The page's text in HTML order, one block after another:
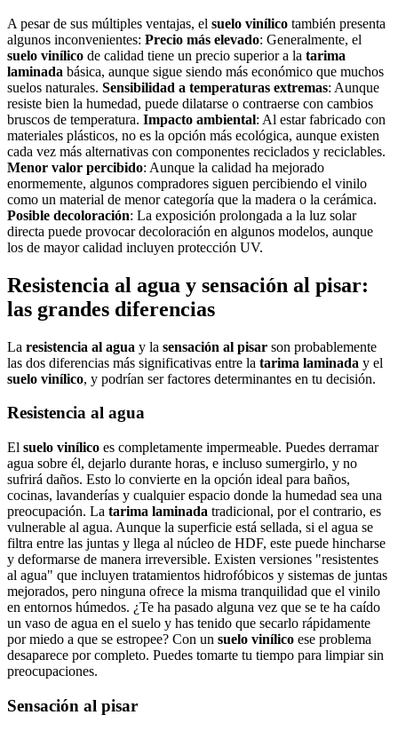
A pesar de sus múltiples ventajas, el suelo vinílico también presenta
algunos inconvenientes: Precio más elevado: Generalmente, el
suelo vinílico de calidad tiene un precio superior a la tarima
laminada básica, aunque sigue siendo más económico que muchos
suelos naturales. Sensibilidad a temperaturas extremas: Aunque
resiste bien la humedad, puede dilatarse o contraerse con cambios
bruscos de temperatura. Impacto ambiental: Al estar fabricado con
materiales plásticos, no es la opción más ecológica, aunque existen
cada vez más alternativas con componentes reciclados y reciclables.
Menor valor percibido: Aunque la calidad ha mejorado
enormemente, algunos compradores siguen percibiendo el vinilo
como un material de menor categoría que la madera o la cerámica.
Posible decoloración: La exposición prolongada a la luz solar
directa puede provocar decoloración en algunos modelos, aunque
los de mayor calidad incluyen protección UV.
Resistencia al agua y sensación al pisar:
las grandes diferencias
La resistencia al agua y la sensación al pisar son probablemente
las dos diferencias más significativas entre la tarima laminada y el
suelo vinílico, y podrían ser factores determinantes en tu decisión.
Resistencia al agua
El suelo vinílico es completamente impermeable. Puedes derramar
agua sobre él, dejarlo durante horas, e incluso sumergirlo, y no
sufrirá daños. Esto lo convierte en la opción ideal para baños,
cocinas, lavanderías y cualquier espacio donde la humedad sea una
preocupación. La tarima laminada tradicional, por el contrario, es
vulnerable al agua. Aunque la superficie está sellada, si el agua se
filtra entre las juntas y llega al núcleo de HDF, este puede hincharse
y deformarse de manera irreversible. Existen versiones "resistentes
al agua" que incluyen tratamientos hidrofóbicos y sistemas de juntas
mejorados, pero ninguna ofrece la misma tranquilidad que el vinilo
en entornos húmedos. ¿Te ha pasado alguna vez que se te ha caído
un vaso de agua en el suelo y has tenido que secarlo rápidamente
por miedo a que se estropee? Con un suelo vinílico ese problema
desaparece por completo. Puedes tomarte tu tiempo para limpiar sin
preocupaciones.
Sensación al pisar